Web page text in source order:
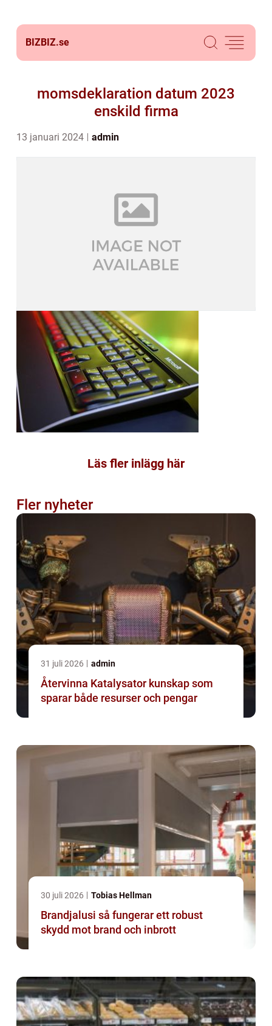
BIZBIZ.se
momsdeklaration datum 2023
enskild firma
13 januari 2024 admin
Läs fler inlägg här
Fler nyheter
31 juli 2026 admin
Återvinna Katalysator kunskap som
sparar både resurser och pengar
30 juli 2026 Tobias Hellman
Brandjalusi så fungerar ett robust
skydd mot brand och inbrott